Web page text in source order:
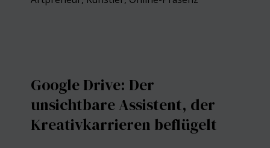
Google Drive: Der
unsichtbare Assistent, der
Kreativkarrieren beflügelt